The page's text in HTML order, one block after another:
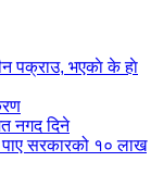
पक्राउ, भएकाे के हाे
नगद दिने
सरकारको १० लाख